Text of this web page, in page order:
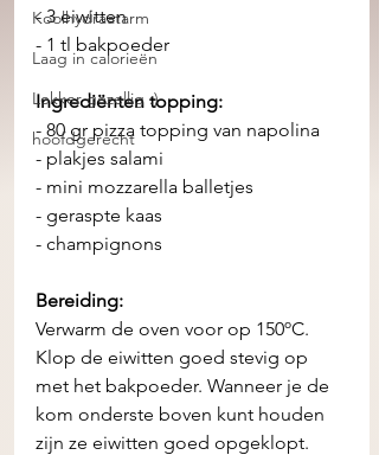
Koolhydraatarm
Laag in calorieën
Lekker gezellig :)
hoofdgerecht
- 3 eiwitten
- 1 tl bakpoeder
Ingrediënten topping:
- 80 gr pizza topping van napolina
- plakjes salami
- mini mozzarella balletjes
- geraspte kaas
- champignons
Bereiding:
Verwarm de oven voor op 150ºC.
Klop de eiwitten goed stevig op
met het bakpoeder. Wanneer je de
kom onderste boven kunt houden
zijn ze eiwitten goed opgeklopt.